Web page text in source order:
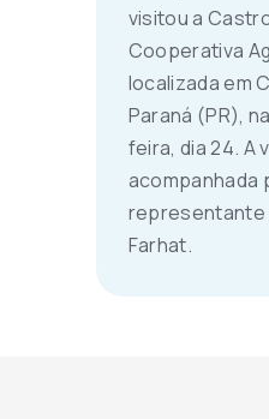
visitou a
Cooperativa
localizada em
Paraná (PR),
feira, dia 24. A
acompanhada
representante
Farhat.